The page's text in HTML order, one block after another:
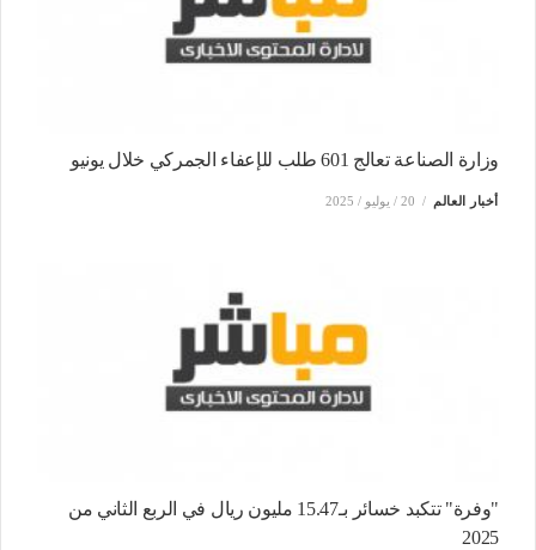
وزارة الصناعة تعالج 601 طلب للإعفاء الجمركي خلال يونيو
أخبار العالم 20 / يوليو / 2025
"وفرة" تتكبد خسائر بـ15.47 مليون ريال في الربع الثاني من
2025